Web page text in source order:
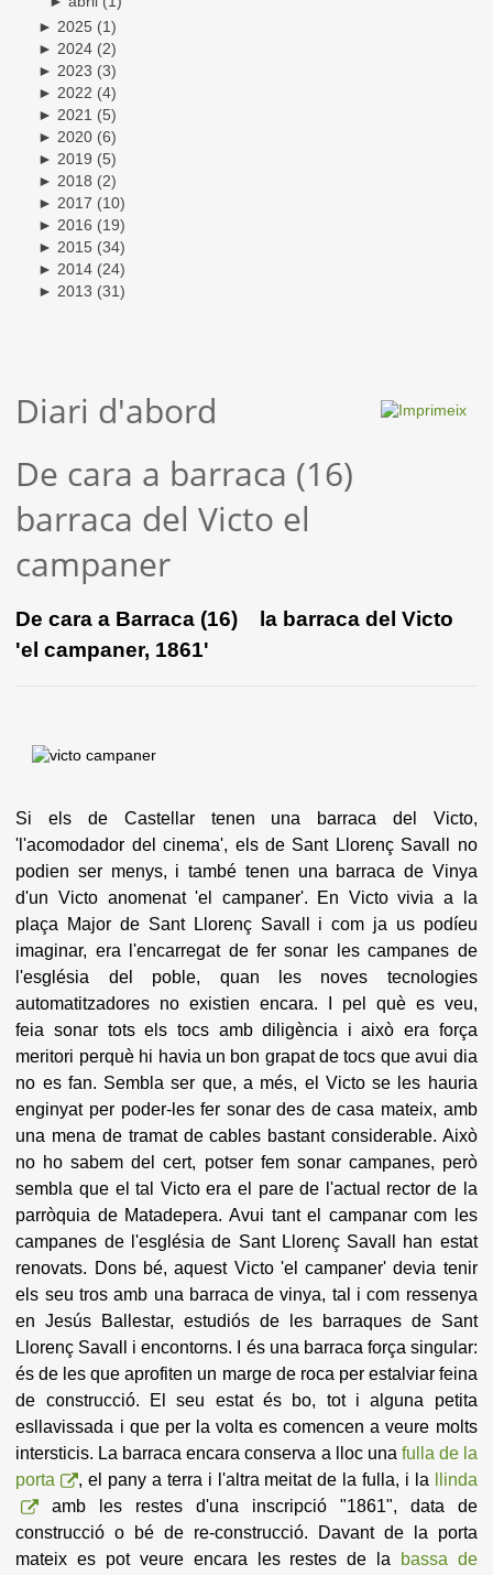
► 2025 (1)
► 2024 (2)
► 2023 (3)
► 2022 (4)
► 2021 (5)
► 2020 (6)
► 2019 (5)
► 2018 (2)
► 2017 (10)
► 2016 (19)
► 2015 (34)
► 2014 (24)
► 2013 (31)
Diari d'abord
De cara a barraca (16)
barraca del Victo el
campaner
De cara a Barraca (16) la barraca del Victo
'el campaner, 1861'
Si els de Castellar tenen una barraca del Victo,
'l'acomodador del cinema', els de Sant Llorenç Savall no
podien ser menys, i també tenen una barraca de Vinya
d'un Victo anomenat 'el campaner'. En Victo vivia a la
plaça Major de Sant Llorenç Savall i com ja us podíeu
imaginar, era l'encarregat de fer sonar les campanes de
l'església del poble, quan les noves tecnologies
automatitzadores no existien encara. I pel què es veu,
feia sonar tots els tocs amb diligència i això era força
meritori perquè hi havia un bon grapat de tocs que avui dia
no es fan. Sembla ser que, a més, el Victo se les hauria
enginyat per poder-les fer sonar des de casa mateix, amb
una mena de tramat de cables bastant considerable. Això
no ho sabem del cert, potser fem sonar campanes, però
sembla que el tal Victo era el pare de l'actual rector de la
parròquia de Matadepera. Avui tant el campanar com les
campanes de l'església de Sant Llorenç Savall han estat
renovats. Dons bé, aquest Victo 'el campaner' devia tenir
els seu tros amb una barraca de vinya, tal i com ressenya
en Jesús Ballestar, estudiós de les barraques de Sant
Llorenç Savall i encontorns. I és una barraca força singular:
és de les que aprofiten un marge de roca per estalviar feina
de construcció. El seu estat és bo, tot i alguna petita
esllavissada i que per la volta es comencen a veure molts
intersticis. La barraca encara conserva a lloc una fulla de la
porta
, el pany a terra i l'altra meitat de la fulla, i la
llinda
amb les restes d'una inscripció "1861", data de
construcció o bé de re-construcció. Davant de la porta
mateix es pot veure encara les restes de la
bassa de